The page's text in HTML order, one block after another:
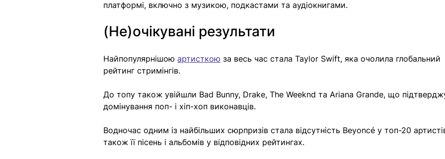
платформі, включно з музикою, подкастами та аудіокнигами.
(Не)очікувані результати
Найпопулярнішою артисткою за весь час стала Taylor Swift, яка очолила глобальний
рейтинг стримінгів.
До топу також увійшли Bad Bunny, Drake, The Weeknd та Ariana Grande, що
домінування поп- і хіп-хоп виконавців.
Водночас одним із найбільших сюрпризів стала відсутність Beyoncé у топ-20
також її пісень і альбомів у відповідних рейтингах.